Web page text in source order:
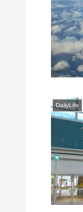
DailyLife